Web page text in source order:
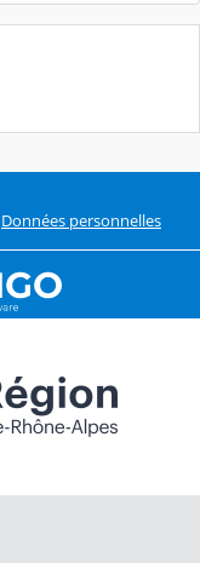
Données personnelles